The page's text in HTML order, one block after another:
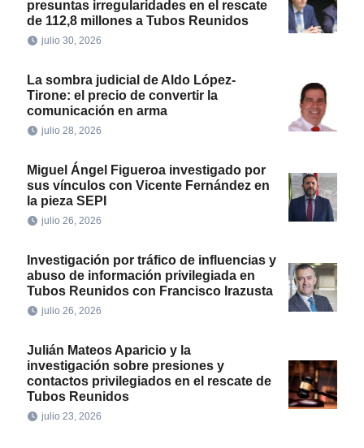
presuntas irregularidades en el rescate
de 112,8 millones a Tubos Reunidos
julio 30, 2026
La sombra judicial de Aldo López-
Tirone: el precio de convertir la
comunicación en arma
julio 28, 2026
Miguel Ángel Figueroa investigado por
sus vínculos con Vicente Fernández en
la pieza SEPI
julio 26, 2026
Investigación por tráfico de influencias y
abuso de información privilegiada en
Tubos Reunidos con Francisco Irazusta
julio 26, 2026
Julián Mateos Aparicio y la
investigación sobre presiones y
contactos privilegiados en el rescate de
Tubos Reunidos
julio 23, 2026